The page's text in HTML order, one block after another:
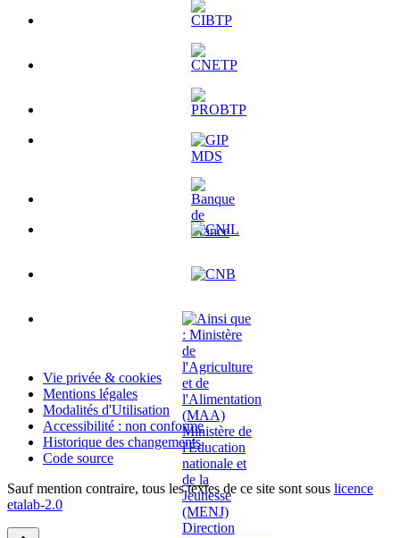
Vie privée & cookies
Mentions légales
Modalités d'Utilisation
Accessibilité : non conforme
Historique des changements
Code source
Sauf mention contraire, tous les textes de ce site sont sous licence
etalab-2.0